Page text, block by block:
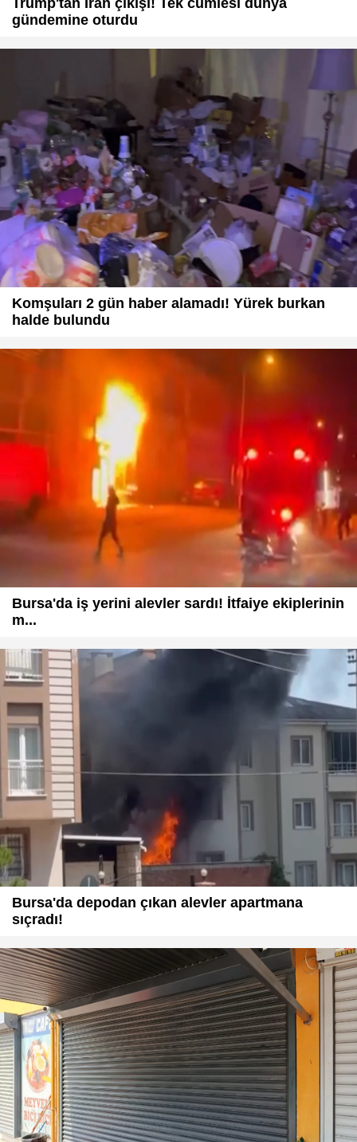
Trump'tan İran çıkışı! Tek cümlesi dünya
gündemine oturdu
Komşuları 2 gün haber alamadı! Yürek burkan
halde bulundu
Bursa'da iş yerini alevler sardı! İtfaiye ekiplerinin
m...
Bursa'da depodan çıkan alevler apartmana
sıçradı!